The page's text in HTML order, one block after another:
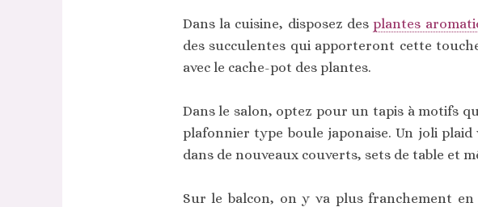
Dans la cuisine, disposez desplantes
des succulentes qui apporteront cette
avec le cache-pot des plantes.
Dans le salon, optez pour un tapis à motifs
plafonnier type boule japonaise. Un joli
dans de nouveaux couverts, sets de table et
Sur le balcon, on y va plus franchement